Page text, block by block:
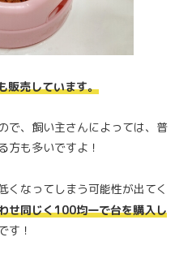
販売しています。
で、飼い主さんによっては、普
方も多いですよ！
くなってしまう可能性が出てく
せ同じく100均一で台を購入し
す！